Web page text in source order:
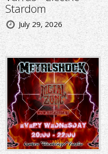
Stardom
July 29, 2026